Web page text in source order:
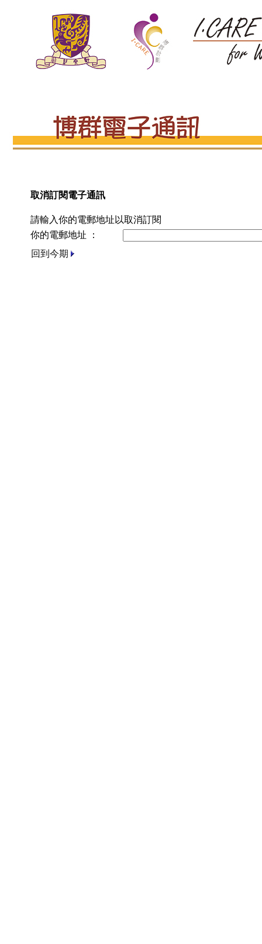
取消訂閱電子通訊
請輸入你的電郵地址以取消訂閱
你的電郵地址 ：
回到今期